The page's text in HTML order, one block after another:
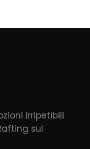
irripetibili
sul